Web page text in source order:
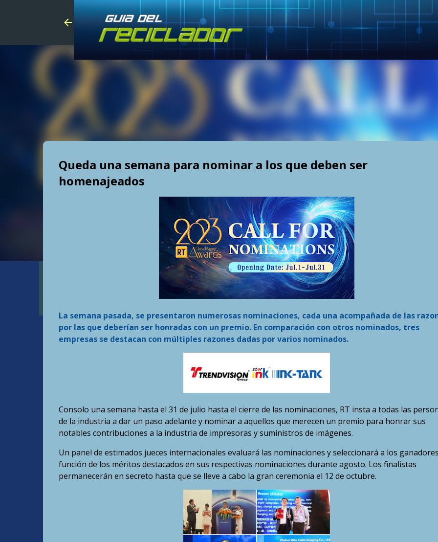
Skip to main content
Queda una semana para nominar a los que deben ser
homenajeados
La semana pasada, se presentaron numerosas nominaciones, cada una acompañada de las
por las que deberían ser honradas con un premio. En comparación con otros nominados, tres
empresas se destacan con múltiples razones dadas por varios nominados.
Consolo una semana hasta el 31 de julio hasta el cierre de las nominaciones, RT insta a todas las
de la industria a dar un paso adelante y nominar a aquellos que merecen un premio para honrar sus
notables contribuciones a la industria de impresoras y suministros de imágenes.
Un panel de estimados jueces internacionales evaluará las nominaciones y seleccionará a los
función de los méritos destacados en sus respectivas nominaciones durante agosto. Los finalistas
permanecerán en secreto hasta que se lleve a cabo la gran ceremonia el 12 de octubre.